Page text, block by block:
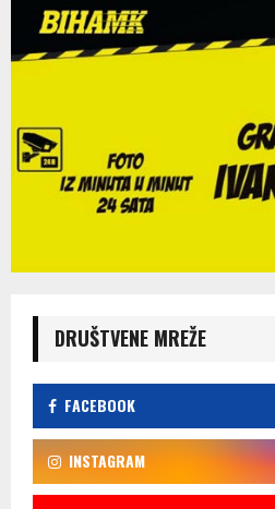
DRUŠTVENE MREŽE
FACEBOOK
INSTAGRAM